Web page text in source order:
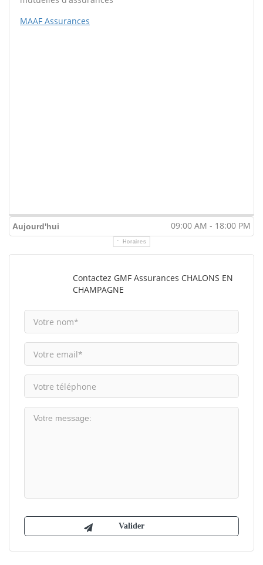
MAAF Assurances
Aujourd'hui 09:00 AM - 18:00 PM
Horaires
Contactez GMF Assurances CHALONS EN
CHAMPAGNE